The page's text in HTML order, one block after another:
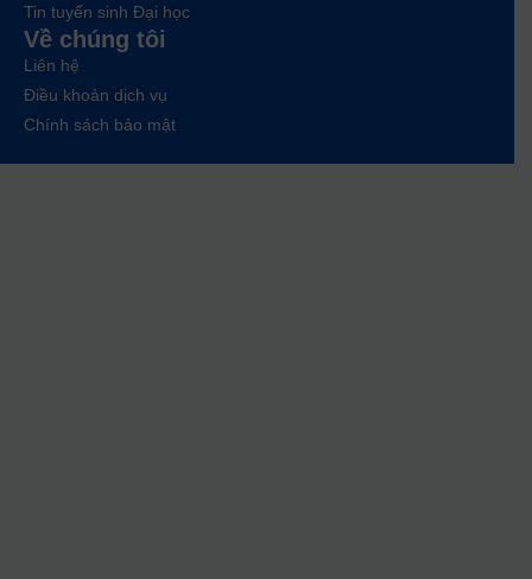
Tin tuyển sinh Đại học
Về chúng tôi
Liên hệ
Điều khoản dịch vụ
Chính sách bảo mật